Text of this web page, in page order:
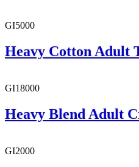
GI5000
Heavy Cotton Adult
GI18000
Heavy Blend Adult
GI2000